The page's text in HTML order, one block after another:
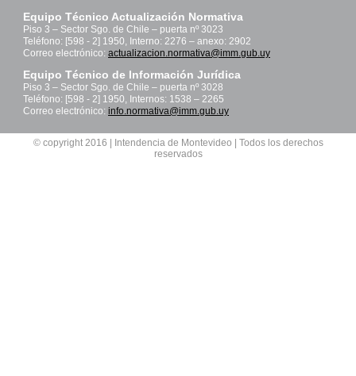
Equipo Técnico Actualización Normativa
Piso 3 – Sector Sgo. de Chile – puerta nº 3023
Teléfono: [598 - 2] 1950, Interno: 2276 – anexo: 2902
Correo electrónico: actualizacion.normativa@imm.gub.uy
Equipo Técnico de Información Jurídica
Piso 3 – Sector Sgo. de Chile – puerta nº 3028
Teléfono: [598 - 2] 1950, Internos: 1538 – 2265
Correo electrónico: info.normativa@imm.gub.uy
© copyright 2016 | Intendencia de Montevideo | Todos los derechos
reservados